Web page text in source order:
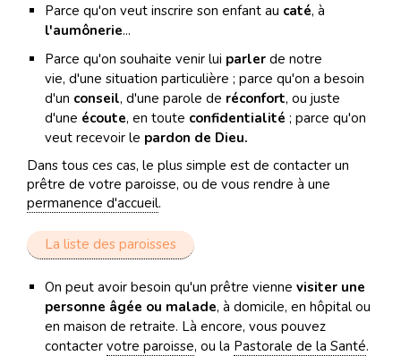
Parce qu'on veut inscrire son enfant au caté, à
l'aumônerie...
Parce qu'on souhaite venir lui parler de notre
vie, d'une situation particulière ; parce qu'on a besoin
d'un conseil, d'une parole de réconfort, ou juste
d'une écoute, en toute confidentialité ; parce qu'on
veut recevoir le pardon de Dieu.
Dans tous ces cas, le plus simple est de contacter un
prêtre de votre paroisse, ou de vous rendre à une
permanence d'accueil.
La liste des paroisses
On peut avoir besoin qu'un prêtre vienne visiter une
personne âgée ou malade, à domicile, en hôpital ou
en maison de retraite. Là encore, vous pouvez
contacter votre paroisse, ou la Pastorale de la Santé.